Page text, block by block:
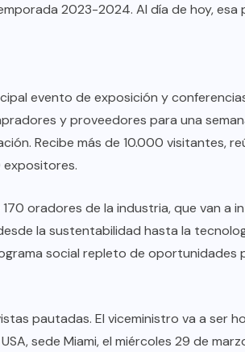
2023-2024. Al día de hoy, esa
evento de exposición y
y proveedores para una
Recibe más de 10.000 visitantes,
oradores de la industria, que van a
la sustentabilidad hasta la
social repleto de oportunidades
pautadas. El viceministro va a ser
sede Miami, el miércoles 29 de